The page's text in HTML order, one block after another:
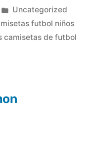
Publicado
en
Uncategorized
futbol niños
camisetas de futbol